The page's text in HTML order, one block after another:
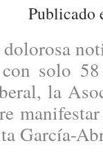
Publicado
solo
la
García-